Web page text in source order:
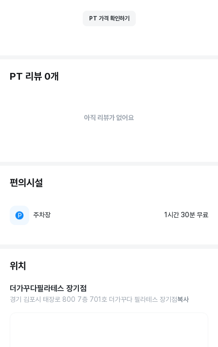
PT 가격 확인하기
PT 리뷰 0개
아직 리뷰가 없어요
편의시설
주차장 1시간 30분 무료
위치
더가꾸다필라테스 장기점
경기 김포시 태장로 800 7층 701호 더가꾸다 필라테스 장기점복사